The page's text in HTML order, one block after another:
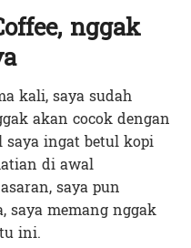
nggak
kali, saya sudah
akan cocok dengan
saya ingat betul kopi
di awal
saya pun
saya memang nggak
ini.